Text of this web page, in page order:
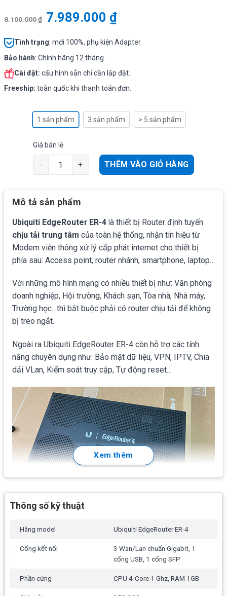
8.100.000₫ 7.989.000₫
Tình trạng: mới 100%, phụ kiện Adapter.
Bảo hành: Chính hãng 12 tháng.
Cài đặt: cấu hình sẵn chỉ cần lắp đặt.
Freeship: toàn quốc khi thanh toán đơn.
1 sản phẩm 3 sản phẩm > 5 sản phẩm
Giá bán lẻ
Ubiquiti EdgeRouter ER-4 | Router chịu tải 300user, 3
THÊM VÀO GIỎ HÀNG
Mô tả sản phẩm
Ubiquiti EdgeRouter ER-4 à thiết bị Router định tuyến
chịu tải trung tâm của toàn hệ thống, nhận tín hiệu từ
Modem viễn thông xử lý cấp phát internet cho thiết bị
phía sau: Access point, router nhánh, smartphone, laptop…
Với những mô hình mạng có nhiều thiết bị như: Văn phòng
doanh nghiệp, Hội trường, Khách sạn, Tòa nhà, Nhà máy,
Trường học…thì bắt buộc phải có router chịu tải để không
bị treo ngắt.
Ngoài ra Ubiquiti EdgeRouter ER-4 còn hỗ trợ các tính
năng chuyên dụng như: Bảo mật dữ liệu, VPN, IPTV, Chia
dải VLan, Kiểm soát truy cập, Tự động reset…
Thiết kế tối đa 3Wan/Lan chuẩn gigabitcho phép
cộng băng thông tối đa 3 đường truyền internet tốc độ
1000Mbps từ các nhà mạng như VNPT, Viettel, FPT,
Xem thêm
Thông số kỹ thuật
Hãng model Ubiquiti EdgeRouter ER-4
Cổng kết nối
3 Wan/Lan chuẩn Gigabit, 1
cổng USB, 1 cổng SFP
Phần cứng CPU 4-Core 1 Ghz, RAM 1GB